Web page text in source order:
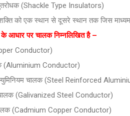
(Shackle Type Insulators)
को एक स्थान से दूसरे स्थान तक जिस माध्यम
के आधार पर चालक निम्नलिखित है –
Conductor)
(Aluminium Conductor)
चालक (Steel Reinforced
(Galivanized Steel Conductor)
(Cadmium Copper Conductor)